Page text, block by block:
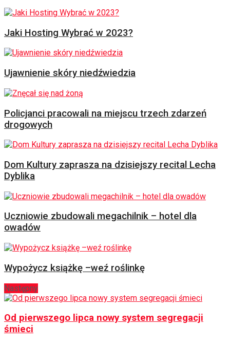
Jaki Hosting Wybrać w 2023?
Ujawnienie skóry niedźwiedzia
Policjanci pracowali na miejscu trzech zdarzeń
drogowych
Dom Kultury zaprasza na dzisiejszy recital Lecha
Dyblika
Uczniowie zbudowali megachilnik – hotel dla
owadów
Wypożycz książkę –weź roślinkę
Następny
Od pierwszego lipca nowy system segregacji
śmieci